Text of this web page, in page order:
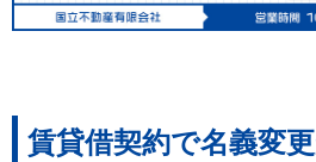
賃貸借契約で名義変